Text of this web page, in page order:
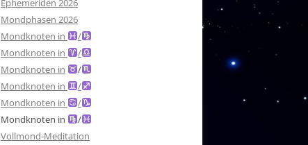
Ephemeriden 2026
Mondphasen 2026
Mondknoten in
/
Mondknoten in
/
Mondknoten in
/
Mondknoten in
/
Mondknoten in
/
Mondknoten in
/
Vollmond-Meditation